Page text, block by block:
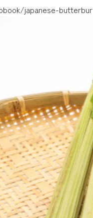
japanese-butterbur